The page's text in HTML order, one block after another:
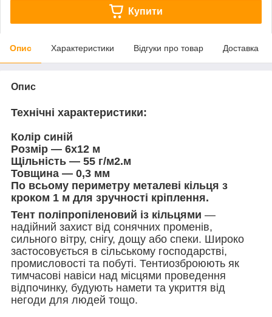
Купити
Опис Характеристики Відгуки про товар Доставка
Опис
Технічні характеристики:
Колір синій
Розмір — 6х12 м
Щільність — 55 г/м2.м
Товщина — 0,3 мм
По всьому периметру металеві кільця з
кроком 1 м для зручності кріплення.
Тент поліпропіленовий із кільцями —
надійний захист від сонячних променів,
сильного вітру, снігу, дощу або спеки. Широко
застосовується в сільському господарстві,
промисловості та побуті. Тентиозброюють як
тимчасові навіси над місцями проведення
відпочинку, будують намети та укриття від
негоди для людей тощо.